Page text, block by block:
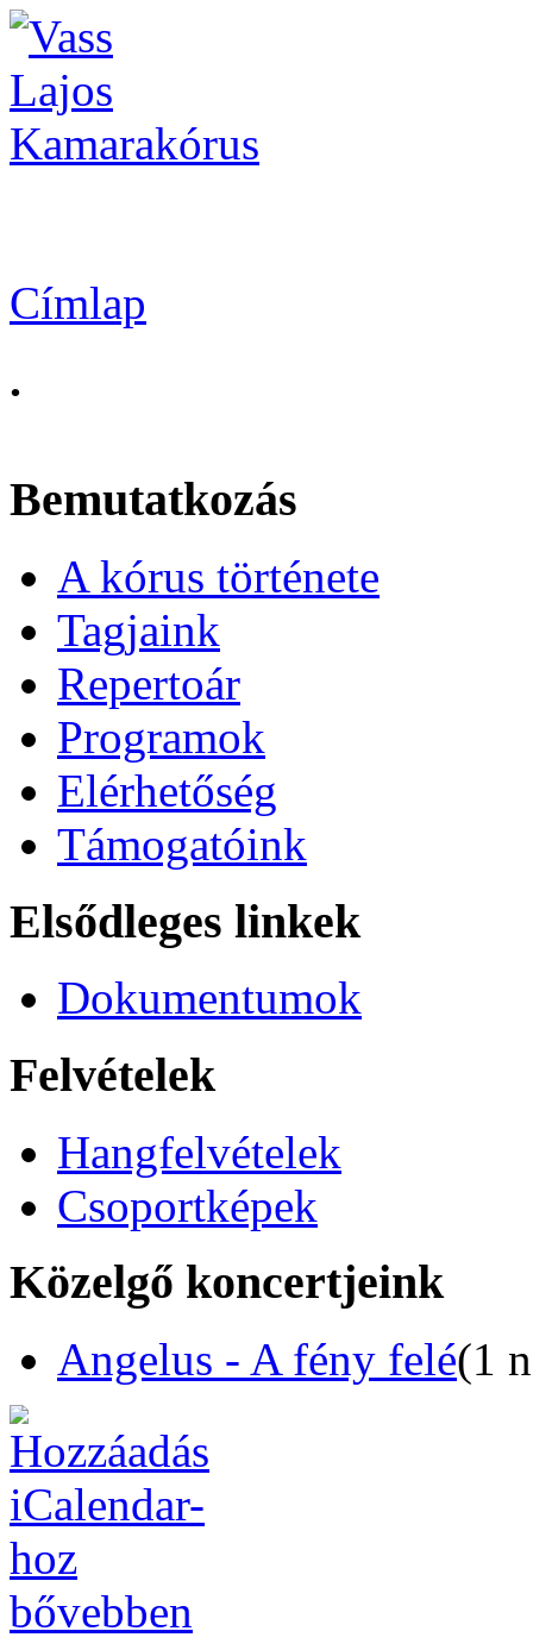
Címlap
.
Bemutatkozás
A kórus története
Tagjaink
Repertoár
Programok
Elérhetőség
Támogatóink
Elsődleges linkek
Dokumentumok
Felvételek
Hangfelvételek
Csoportképek
Közelgő koncertjeink
Angelus - A fény felé(1
bővebben